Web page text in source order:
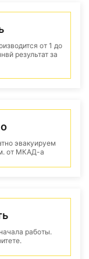
от 1 до
результат за
эвакуируем
от МКАД-а
работы.